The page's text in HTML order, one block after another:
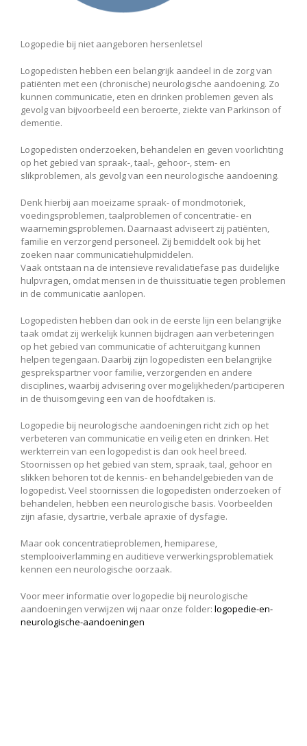
Logopedie bij niet aangeboren hersenletsel
Logopedisten hebben een belangrijk aandeel in de zorg van
patiënten met een (chronische) neurologische aandoening. Zo
kunnen communicatie, eten en drinken problemen geven als
gevolg van bijvoorbeeld een beroerte, ziekte van Parkinson of
dementie.
Logopedisten onderzoeken, behandelen en geven voorlichting
op het gebied van spraak-, taal-, gehoor-, stem- en
slikproblemen, als gevolg van een neurologische aandoening.
Denk hierbij aan moeizame spraak- of mondmotoriek,
voedingsproblemen, taalproblemen of concentratie- en
waarnemingsproblemen. Daarnaast adviseert zij patiënten,
familie en verzorgend personeel. Zij bemiddelt ook bij het
zoeken naar communicatiehulpmiddelen.
Vaak ontstaan na de intensieve revalidatiefase pas duidelijke
hulpvragen, omdat mensen in de thuissituatie tegen problemen
in de communicatie aanlopen.
Logopedisten hebben dan ook in de eerste lijn een belangrijke
taak omdat zij werkelijk kunnen bijdragen aan verbeteringen
op het gebied van communicatie of achteruitgang kunnen
helpen tegengaan. Daarbij zijn logopedisten een belangrijke
gesprekspartner voor familie, verzorgenden en andere
disciplines, waarbij advisering over mogelijkheden/participeren
in de thuisomgeving een van de hoofdtaken is.
Logopedie bij neurologische aandoeningen richt zich op het
verbeteren van communicatie en veilig eten en drinken. Het
werkterrein van een logopedist is dan ook heel breed.
Stoornissen op het gebied van stem, spraak, taal, gehoor en
slikken behoren tot de kennis- en behandelgebieden van de
logopedist. Veel stoornissen die logopedisten onderzoeken of
behandelen, hebben een neurologische basis. Voorbeelden
zijn afasie, dysartrie, verbale apraxie of dysfagie.
Maar ook concentratieproblemen, hemiparese,
stemplooiverlamming en auditieve verwerkingsproblematiek
kennen een neurologische oorzaak.
Voor meer informatie over logopedie bij neurologische
aandoeningen verwijzen wij naar onze folder: logopedie-en-
neurologische-aandoeningen